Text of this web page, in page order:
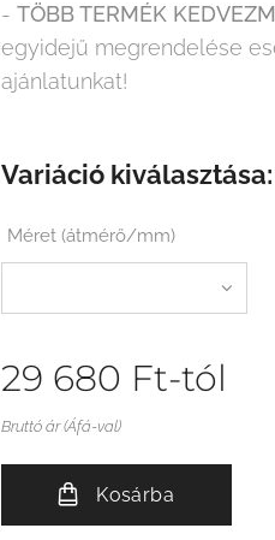
- TÖBB TERMÉK
egyidejű megrendelése
ajánlatunkat!
Variáció kiválasztása:
Méret (átmérő/mm)
29 680 Ft-tól
Bruttó ár (Áfá-val)
Kosárba